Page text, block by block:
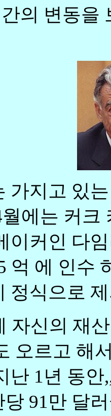
의 변동을
가지고 있
월에는 커크
이커인 다
억 에 인수
정식으로
자신의 재
오르고 해
난 1년 동안
당 91만 달